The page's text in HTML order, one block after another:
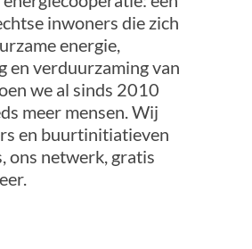
inwoners die zich
energie,
en verduurzaming van
we al sinds 2010
meer mensen. Wij
en buurtinitiatieven
ons netwerk, gratis